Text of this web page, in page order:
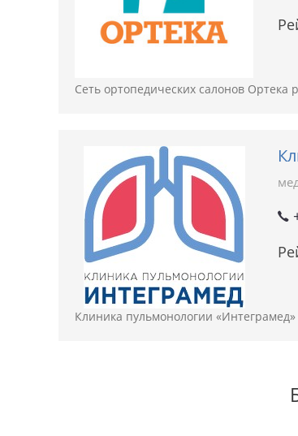
Сеть ортопедических салонов Ортека
Клиника пульмонологии